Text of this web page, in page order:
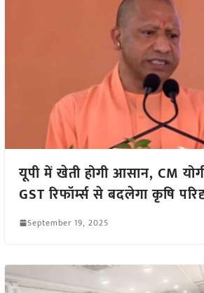
यूपी में खेती होगी आसान, CM
GST रिफॉर्म्स से बदलेगा कृषि
September 19, 2025